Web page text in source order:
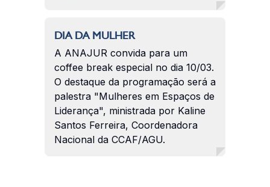
DIA DA MULHER
A ANAJUR convida para um
coffee break especial no dia 10/03.
O destaque da programação será a
palestra "Mulheres em Espaços de
Liderança", ministrada por Kaline
Santos Ferreira, Coordenadora
Nacional da CCAF/AGU.